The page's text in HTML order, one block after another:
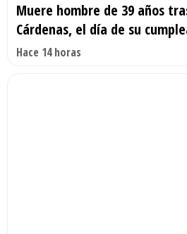
Muere hombre de 39 años
Cárdenas, el día de su
Hace 14 horas